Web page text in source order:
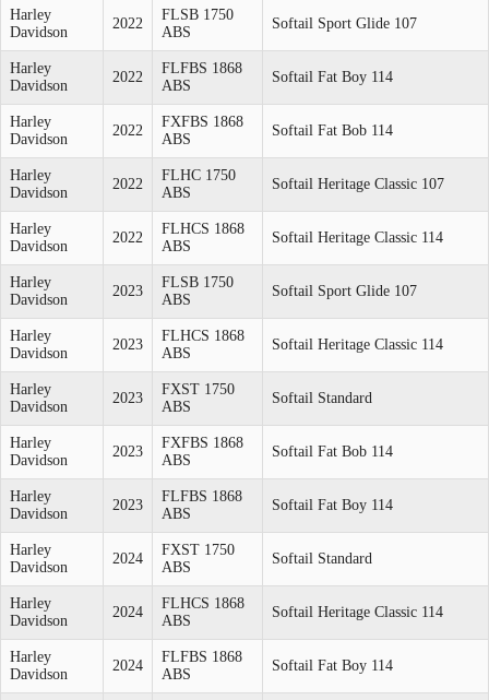
Harley
Davidson
2022
FLSB 1750
ABS
Softail Sport Glide 107
Harley
Davidson
2022
FLFBS 1868
ABS
Softail Fat Boy 114
Harley
Davidson
2022
FXFBS 1868
ABS
Softail Fat Bob 114
Harley
Davidson
2022
FLHC 1750
ABS
Softail Heritage Classic 107
Harley
Davidson
2022
FLHCS 1868
ABS
Softail Heritage Classic 114
Harley
Davidson
2023
FLSB 1750
ABS
Softail Sport Glide 107
Harley
Davidson
2023
FLHCS 1868
ABS
Softail Heritage Classic 114
Harley
Davidson
2023
FXST 1750
ABS
Softail Standard
Harley
Davidson
2023
FXFBS 1868
ABS
Softail Fat Bob 114
Harley
Davidson
2023
FLFBS 1868
ABS
Softail Fat Boy 114
Harley
Davidson
2024
FXST 1750
ABS
Softail Standard
Harley
Davidson
2024
FLHCS 1868
ABS
Softail Heritage Classic 114
Harley
Davidson
2024
FLFBS 1868
ABS
Softail Fat Boy 114